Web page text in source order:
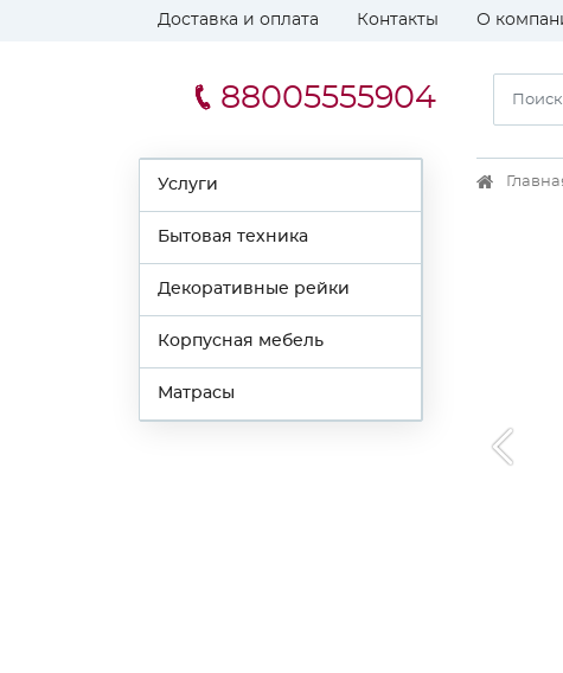
Доставка и оплата Контакты О
88005555904
Услуги
Бытовая техника
Декоративные рейки
Корпусная мебель
Матрасы